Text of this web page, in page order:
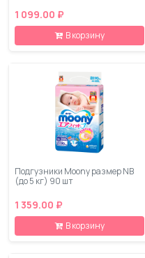
1 099.00 ₽
В корзину
Подгузники Moony размер NB
(до 5 кг) 90 шт
1 359.00 ₽
В корзину